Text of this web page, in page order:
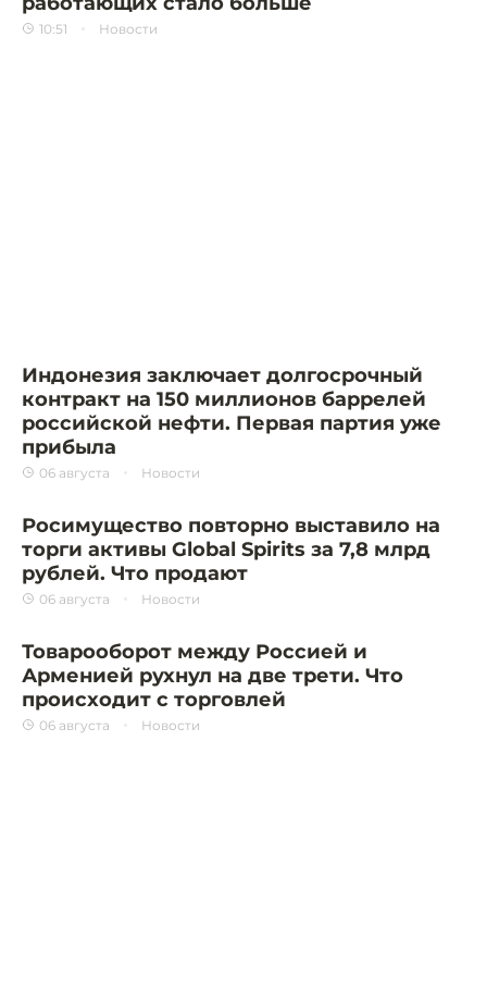
10:51 Новости
Индонезия заключает долгосрочный
контракт на 150 миллионов баррелей
российской нефти. Первая партия уже
прибыла
06 августа Новости
Росимущество повторно выставило на
торги активы Global Spirits за 7,8 млрд
рублей. Что продают
06 августа Новости
Товарооборот между Россией и
Арменией рухнул на две трети. Что
происходит с торговлей
06 августа Новости